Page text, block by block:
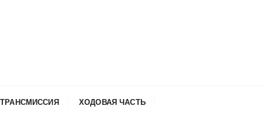
ТРАНСМИССИЯ ХОДОВАЯ ЧАСТЬ